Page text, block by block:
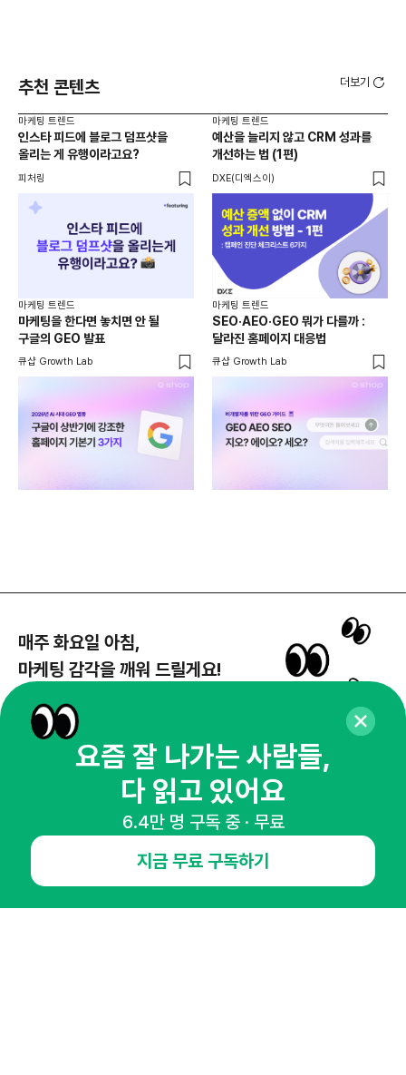
추천 콘텐츠 더보기
마케팅 트렌드
인스타 피드에 블로그 덤프샷을
올리는 게 유행이라고요?
피처링
마케팅 트렌드
예산을 늘리지 않고 CRM 성과를
개선하는 법 (1편)
DXE(디엑스이)
마케팅 트렌드
마케팅을 한다면 놓치면 안 될
구글의 GEO 발표
큐샵 Growth Lab
마케팅 트렌드
SEO·AEO·GEO 뭐가 다를까 :
달라진 홈페이지 대응법
큐샵 Growth Lab
매주 화요일 아침,
마케팅 감각을 깨워 드릴게요!
뉴스레터 구독하기
오픈애즈란 공지사항 제휴문의
인사이터 신청
요즘 잘 나가는 사람들,
다 읽고 있어요
6.4만 명 구독 중 · 무료
지금 무료 구독하기